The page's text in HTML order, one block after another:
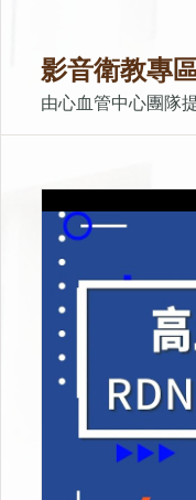
影音衛教專
由心血管中心團隊
高血壓治療新
上架時間：2026-01-